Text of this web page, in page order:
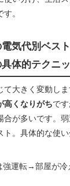
。
気代別ベス
体的テクニ
大きく変動しま
高くなりがちで
合が多いです。
。具体的な使い
強運転→部屋が冷